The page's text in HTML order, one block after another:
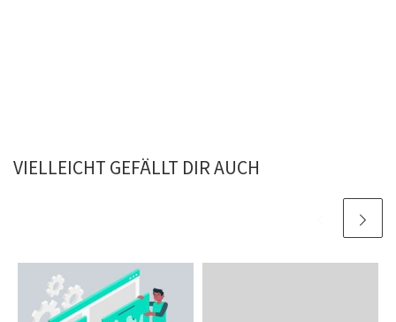
VIELLEICHT GEFÄLLT DIR AUCH